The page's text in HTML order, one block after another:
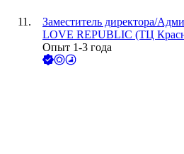
Заместитель директора/
LOVE REPUBLIC (ТЦ
Опыт 1-3 года